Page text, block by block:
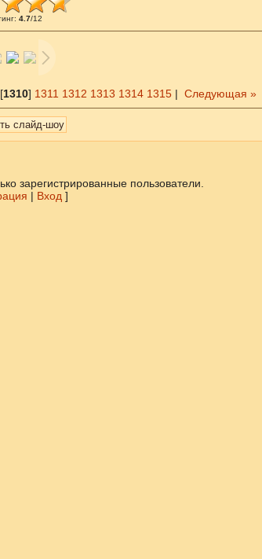
: 4.7/12
[1310] 1311 1312 1313 1314 1315 | Следующая »
зарегистрированные пользователи.
| Вход ]